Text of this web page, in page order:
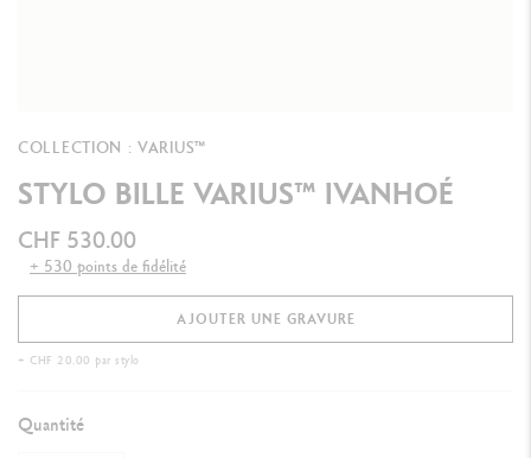
COLLECTION : VARIUS™
STYLO BILLE VARIUS™ IVANHOÉ
CHF 530.00
+ 530 points de fidélité
AJOUTER UNE GRAVURE
+ CHF 20.00 par stylo
Quantité